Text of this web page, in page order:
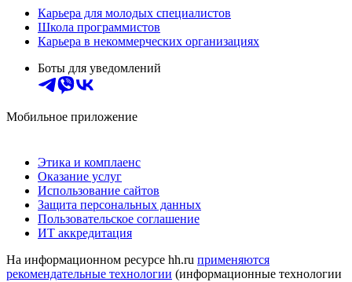
Карьера для молодых специалистов
Школа программистов
Карьера в некоммерческих организациях
Боты для уведомлений
Мобильное приложение
Этика и комплаенс
Оказание услуг
Использование сайтов
Защита персональных данных
Пользовательское соглашение
ИТ аккредитация
На информационном ресурсе hh.ru применяются
рекомендательные технологии (информационные технологии